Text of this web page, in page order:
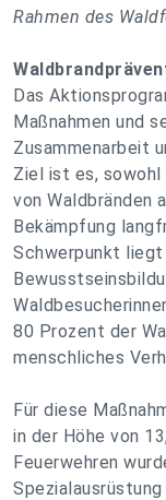
Rahmen des
Das
Maßnahmen und
Zusammenarbeit
Ziel ist es,
von Waldbränden
Bekämpfung
Schwerpunkt
80 Prozent der
menschliches
Für diese
in der Höhe von
Feuerwehren